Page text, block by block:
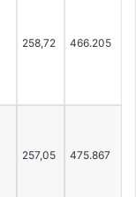
258,72 466.205
257,05 475.867